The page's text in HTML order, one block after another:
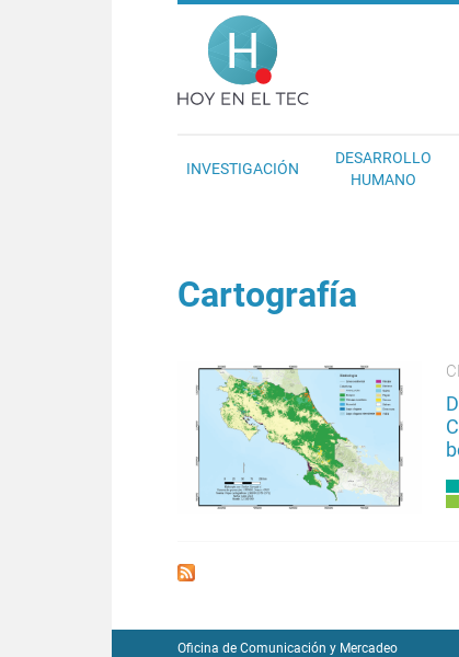
Pasar al contenido principal
INVESTIGACIÓN
DESARROLLO
HUMANO
Cartografía
Oficina de Comunicación y Mercadeo